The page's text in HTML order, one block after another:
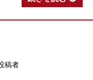
稿者